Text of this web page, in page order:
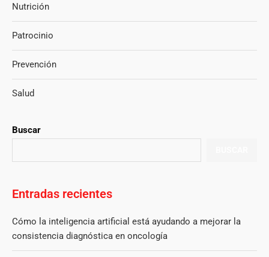
Buscar
Entradas recientes
Cómo la inteligencia artificial está ayudando a mejorar la
consistencia diagnóstica en oncología
Nutrición
Patrocinio
Prevención
Salud